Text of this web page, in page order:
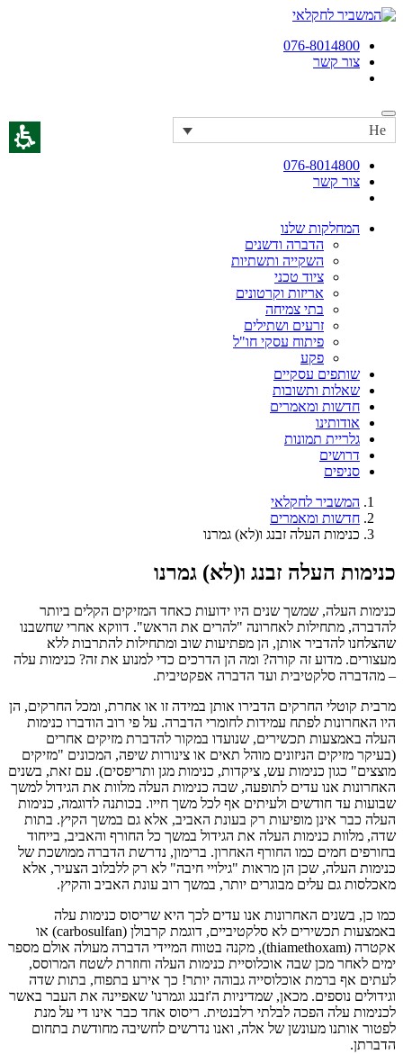
076-8014800
צור קשר
He
076-8014800
צור קשר
המחלקות שלנו
הדברה ודשנים
השקייה ותשתיות
ציוד טכני
אריזות וקרטונים
בתי צמיחה
זרעים ושתילים
פיתוח עסקי חו"ל
פקע
שותפים עסקיים
שאלות ותשובות
חדשות ומאמרים
אודותינו
גלריית תמונות
דרושים
סניפים
המשביר לחקלאי
חדשות ומאמרים
כנימות העלה‏ זבנג ו(לא) גמרנו
כנימות העלה‏ זבנג ו(לא) גמרנו
כנימות העלה, שמשך שנים היו ידועות כאחד המזיקים הקלים ביותר
להדברה, מתחילות לאחרונה ‏‏"להרים את הראש". דווקא אחרי שחשבנו
שהצלחנו להדביר אותן, הן מפתיעות שוב ומתחילות ‏להתרבות ללא
מעצורים. מדוע זה קורה? ומה הן הדרכים כדי למנוע את זה? כנימות עלה
– ‏מהדברה סלקטיבית ועד הדברה אפקטיבית. ‏
מרבית קוטלי החרקים הדבירו אותן במידה זו או אחרת, ומכל החרקים, הן
היו האחרונות לפתח ‏עמידות לחומרי הדברה. על פי רוב הודברו כנימות
העלה באמצעות תכשירים, שנועדו במקור ‏להדברת מזיקים אחרים
(בעיקר מזיקים הניזונים מוהל תאים או צינורות שיפה, המכונים "מזיקים
‏מוצצים" כגון כנימות עש, ציקדות, כנימות מגן ותריפסים). עם זאת, בשנים
האחרונות אנו עדים ‏לתופעה, שבה כנימות העלה מלוות את הגידול למשך
שבועות עד חודשים ולעיתים אף לכל משך ‏חייו. בכותנה לדוגמה, כנימות
העלה כבר אינן מופיעות רק בעונת האביב, אלא גם במשך הקיץ. ‏בתות
שדה, מלוות כנימות העלה את הגידול במשך כל החורף והאביב, בייחוד
בחורפים חמים כמו ‏החורף האחרון. ברימון, נדרשת הדברה ממושכת של
כנימות העלה, שכן הן מראות "גילויי חיבה" לא ‏רק ללבלוב הצעיר, אלא
מאכלסות גם עלים מבוגרים יותר, במשך רוב עונת האביב והקיץ.‏
כמו כן, בשנים האחרונות אנו עדים לכך היא שריסוס כנימות עלה
באמצעות תכשירים לא ‏סלקטיביים, דוגמת קרבולן (‏carbosulfan‏) או
אקטרה (‏thiamethoxam‏), מקנה בטווח המיידי ‏הדברה מעולה אולם מספר
ימים לאחר מכן שבה אוכלוסיית כנימות העלה וחוזרת לשטח המרוסס,
‏לעתים אף ברמת אוכלוסייה גבוהה יותר! כך אירע בתפוח, בתות שדה
וגידולים נוספים. מכאן, ‏שמדיניות ה'זבנג וגמרנו' שאפיינה את העבר באשר
לכנימות עלה הפכה לבלתי רלבנטית. ריסוס ‏אחד כבר אינו די על מנת
לפטור אותנו מעונשן של אלה, ואנו נדרשים לחשיבה מחודשת בתחום
‏הדברתן. ‏